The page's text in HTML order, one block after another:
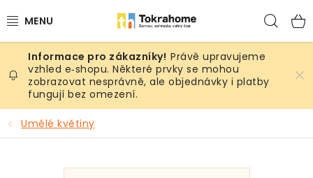
na
Výrobky
Místnosti
Venkovní prostory
Sezóna & Volný čas
Právě upravujeme
vzhled e‑shopu. Některé prvky se mohou
zobrazovat nesprávně, ale objednávky i platby
fungují bez omezení.
Umělé květiny